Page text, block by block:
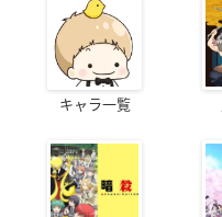
キャラ一覧